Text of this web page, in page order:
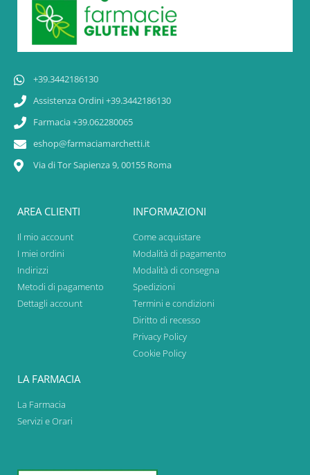
+39.3442186130
Assistenza Ordini +39.3442186130
Farmacia +39.062280065
eshop@farmaciamarchetti.it
Via di Tor Sapienza 9, 00155 Roma
AREA CLIENTI
Il mio account
I miei ordini
Indirizzi
Metodi di pagamento
Dettagli account
INFORMAZIONI
Come acquistare
Modalità di pagamento
Modalità di consegna
Spedizioni
Termini e condizioni
Diritto di recesso
Privacy Policy
Cookie Policy
LA FARMACIA
La Farmacia
Servizi e Orari